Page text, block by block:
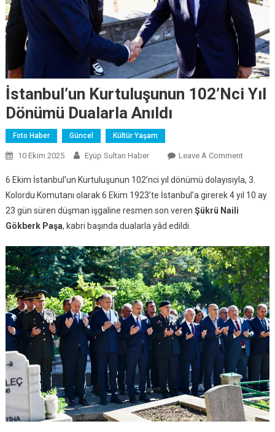
İstanbul’un Kurtuluşunun 102’nci Yıl
Dönümü Dualarla Anıldı
Foto Haber Güncel Kültür Yaşam
10 Ekim 2025 Eyüp Sultan Haber Leave A CommentOn
102’nci
6 Ekim İstanbul’un Kurtuluşunun 102’nci yıl dönümü dolayısıyla, 3.
Kolordu Komutanı olarak 6 Ekim 1923’te İstanbul’a girerek 4 yıl 10 ay
23 gün süren düşman işgaline resmen son veren Şükrü Naili
Gökberk Paşa, kabri başında dualarla yâd edildi.